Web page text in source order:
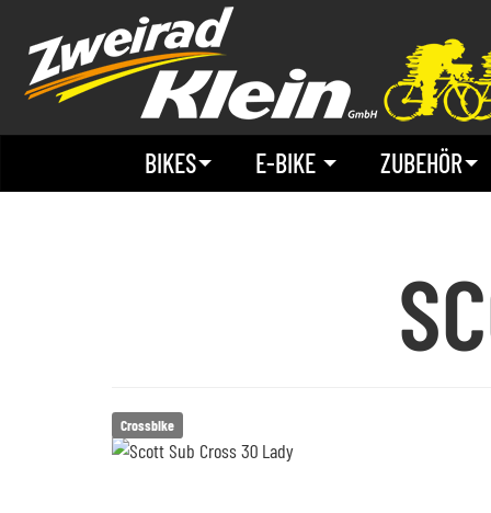
BIKES E-BIKE ZUBEHÖR
Crossbike